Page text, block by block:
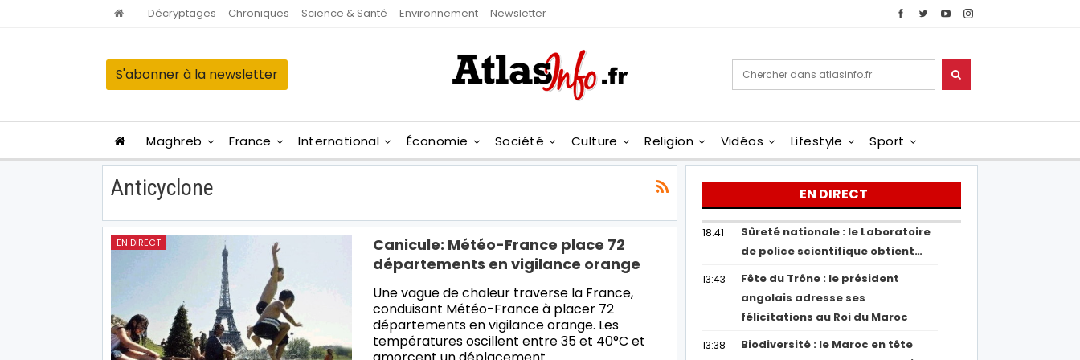
Décryptages Chroniques Science & Santé Environnement Newsletter
S'abonner à la newsletter
Maghreb France International Économie Société Culture Religion Vidéos Lifestyle Sport
Anticyclone
EN DIRECT
Canicule: Météo-France place 72
départements en vigilance orange
Une vague de chaleur traverse la France,
conduisant Météo-France à placer 72
départements en vigilance orange. Les
températures oscillent entre 35 et 40°C et
EN DIRECT
18:41
Sûreté nationale : le Laboratoire
de police scientifique obtient…
13:43
Fête du Trône : le président
angolais adresse ses
félicitations au Roi du Maroc
13:38
Biodiversité : le Maroc en tête